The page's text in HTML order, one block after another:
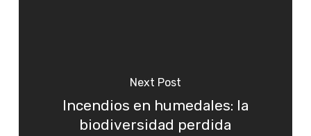
Next Post
Incendios en humedales: la
biodiversidad perdida